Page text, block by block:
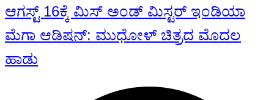
ಆಗಸ್ಟ್ 16ಕ್ಕೆ ಮಿಸ್ ಅಂಡ್ ಮಿಸ್ಟರ್ ಇಂಡಿಯಾ
ಮೆಗಾ ಆಡಿಷನ್: ಮುಧೋಳ್ ಚಿತ್ರದ ಮೊದಲ
ಹಾಡು